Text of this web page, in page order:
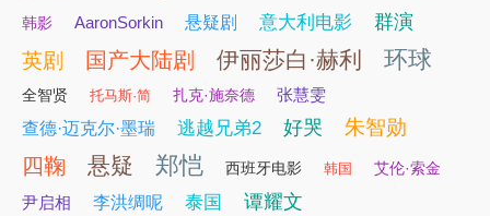
韩影 AaronSorkin 悬疑剧 意大利电影 群演
英剧 国产大陆剧 伊丽莎白·赫利 环球
全智贤 托马斯·简 扎克·施奈德
张慧雯
查德·迈克尔·墨瑞
逃越兄弟2 好哭 朱智勋
四鞠 悬疑 郑恺 西班牙电影 韩国 艾伦·索金
尹启相 李洪绸呢 泰国 谭耀文